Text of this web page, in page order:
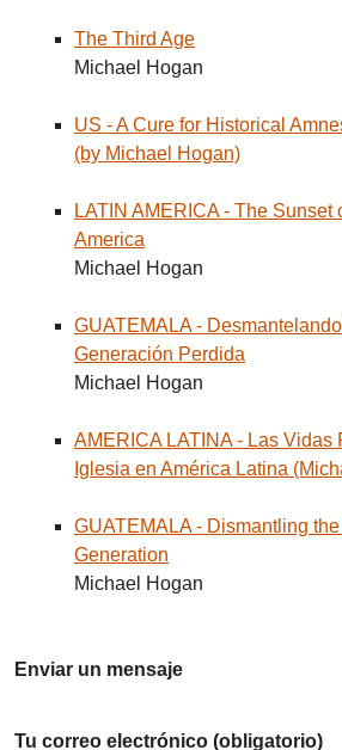
The Third Age
Michael Hogan
US - A Cure for Historical
(by Michael Hogan)
LATIN AMERICA - The
America
Michael Hogan
GUATEMALA -
Generación Perdida
Michael Hogan
AMERICA LATINA - Las
Iglesia en América Latina
GUATEMALA - Dismantling
Generation
Michael Hogan
Enviar un mensaje
Tu correo electrónico (obligatorio)